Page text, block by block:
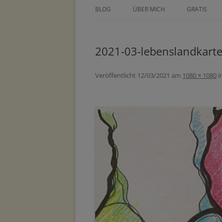
BLOG ÜBER MICH
PRESSE
GRATIS
2021-03-lebenslandkarte
Veröffentlicht 12/03/2021 am 1080 × 1080